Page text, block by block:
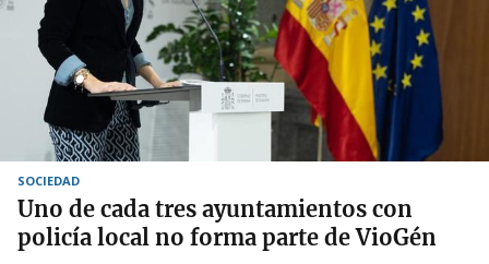
SOCIEDAD
Uno de cada tres ayuntamientos con
policía local no forma parte de VioGén